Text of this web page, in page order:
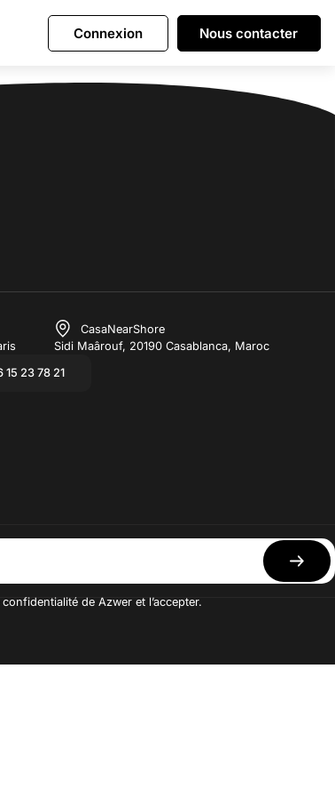
Connexion Nous contacter
CasaNearShore
Sidi Maârouf, 20190 Casablanca, Maroc
15 23 78 21
de Azwer et l’accepter.